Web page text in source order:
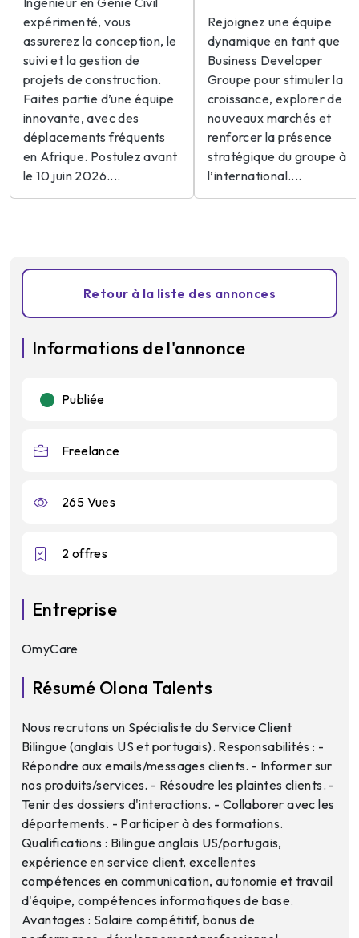
Retour à la liste des annonces
Informations de l'annonce
Publiée
Freelance
265 Vues
2 offres
Entreprise
OmyCare
Résumé Olona Talents
Nous recrutons un Spécialiste du Service Client
Bilingue (anglais US et portugais). Responsabilités : -
Répondre aux emails/messages clients. - Informer sur
nos produits/services. - Résoudre les plaintes clients. -
Tenir des dossiers d'interactions. - Collaborer avec les
départements. - Participer à des formations.
Qualifications : Bilingue anglais US/portugais,
expérience en service client, excellentes
compétences en communication, autonomie et travail
d'équipe, compétences informatiques de base.
Avantages : Salaire compétitif, bonus de
expérimenté, vous
assurerez la conception, le
suivi et la gestion de
projets de construction.
Faites partie d’une équipe
innovante, avec des
déplacements fréquents
en Afrique. Postulez avant
le 10 juin 2026....
Rejoignez une équipe
dynamique en tant que
Business Developer
Groupe pour stimuler la
croissance, explorer de
nouveaux marchés et
renforcer la présence
stratégique du groupe à
l’international....